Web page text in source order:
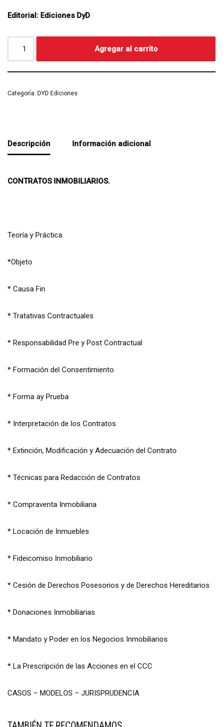
Editorial: Ediciones DyD
Agregar al carrito
Categoría: DYD Ediciones
Descripción Información adicional
CONTRATOS INMOBILIARIOS.
Teoría y Práctica.
*Objeto
* Causa Fin
* Tratativas Contractuales
* Responsabilidad Pre y Post Contractual
* Formación del Consentimiento
* Forma ay Prueba
* Interpretación de los Contratos
* Extinción, Modificación y Adecuación del Contrato
* Técnicas para Redacción de Contratos
* Compraventa Inmobiliaria
* Locación de Inmuebles
* Fideicomiso Inmobiliario
* Cesión de Derechos Posesorios y de Derechos Hereditarios
* Donaciones Inmobiliarias
* Mandato y Poder en los Negocios Inmobiliarios
* La Prescripción de las Acciones en el CCC
CASOS – MODELOS – JURISPRUDENCIA